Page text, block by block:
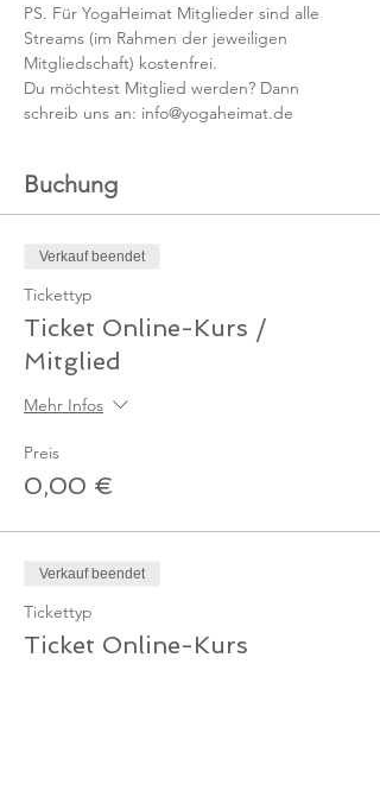
PS. Für YogaHeimat Mitglieder sind alle
Streams (im Rahmen der jeweiligen
Mitgliedschaft) kostenfrei.
Du möchtest Mitglied werden? Dann
schreib uns an: info@yogaheimat.de
Buchung
Verkauf beendet
Tickettyp
Ticket Online-Kurs /
Mitglied
Mehr Infos
Preis
0,00 €
Verkauf beendet
Tickettyp
Ticket Online-Kurs